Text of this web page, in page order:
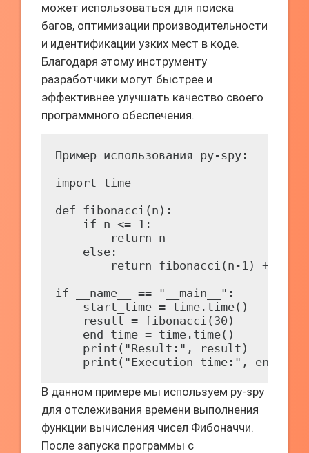
может использоваться для поиска
багов, оптимизации производительности
и идентификации узких мест в коде.
Благодаря этому инструменту
разработчики могут быстрее и
эффективнее улучшать качество своего
программного обеспечения.
Пример использования py-spy:
import time
def fibonacci(n):
    if n <= 1:
        return n
    else:
return fibonacci(n-1) +
if __name__ == "__main__":
    start_time = time.time()
    result = fibonacci(30)
    end_time = time.time()
    print("Result:", result)
В данном примере мы используем py-spy
для отслеживания времени выполнения
функции вычисления чисел Фибоначчи.
После запуска программы с